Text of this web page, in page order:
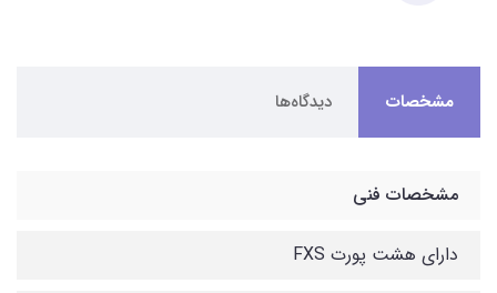
مشخصات دیدگاه‌ها
مشخصات فنی
دارای هشت پورت FXS